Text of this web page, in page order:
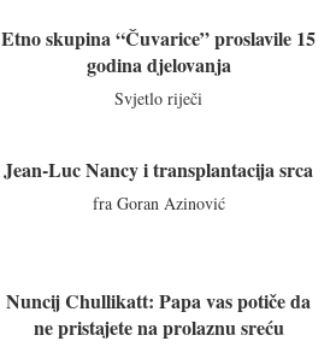
Etno skupina “Čuvarice” proslavile 15
godina djelovanja
Svjetlo riječi
Jean-Luc Nancy i transplantacija srca
fra Goran Azinović
Nuncij Chullikatt: Papa vas potiče da
ne pristajete na prolaznu sreću